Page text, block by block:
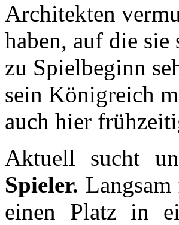
Architekten
haben, auf die
zu Spielbeginn
sein Königreich
auch hier
Aktuell sucht
Spieler.
einen Platz in